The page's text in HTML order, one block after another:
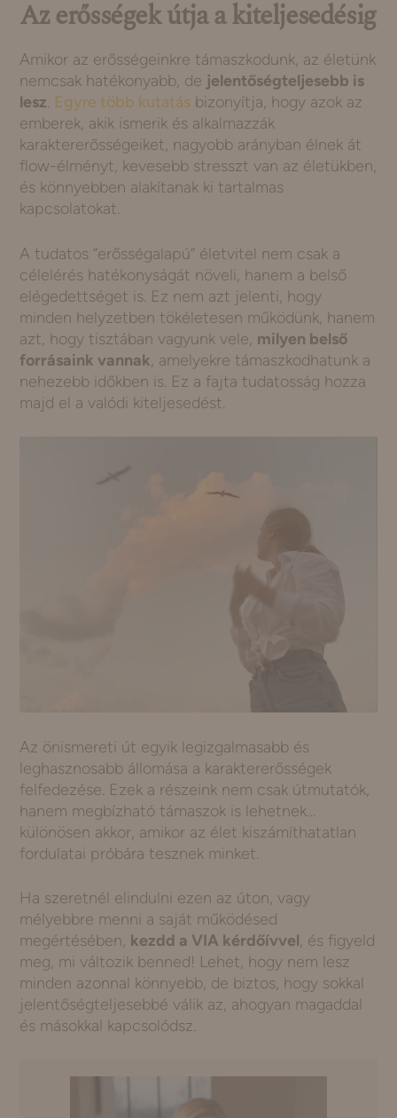
Az erősségek útja a kiteljesedésig
Amikor az erősségeinkre támaszkodunk, az életünk
nemcsak hatékonyabb, de jelentőségteljesebb is
lesz. Egyre több kutatás bizonyítja, hogy azok az
emberek, akik ismerik és alkalmazzák
karaktererősségeiket, nagyobb arányban élnek át
flow-élményt, kevesebb stresszt van az életükben,
és könnyebben alakítanak ki tartalmas
kapcsolatokat.
A tudatos “erősségalapú” életvitel nem csak a
célelérés hatékonyságát növeli, hanem a belső
elégedettséget is. Ez nem azt jelenti, hogy
minden helyzetben tökéletesen működünk, hanem
azt, hogy tisztában vagyunk vele, milyen belső
forrásaink vannak , amelyekre támaszkodhatunk a
nehezebb időkben is. Ez a fajta tudatosság hozza
majd el a valódi kiteljesedést.
Az önismereti út egyik legizgalmasabb és
leghasznosabb állomása a karaktererősségek
felfedezése. Ezek a részeink nem csak útmutatók,
hanem megbízható támaszok is lehetnek…
különösen akkor, amikor az élet kiszámíthatatlan
fordulatai próbára tesznek minket.
Ha szeretnél elindulni ezen az úton, vagy
mélyebbre menni a saját működésed
megértésében, kezdd a VIA kérdőívvel , és figyeld
meg, mi változik benned! Lehet, hogy nem lesz
minden azonnal könnyebb, de biztos, hogy sokkal
jelentőségteljesebbé válik az, ahogyan magaddal
és másokkal kapcsolódsz.